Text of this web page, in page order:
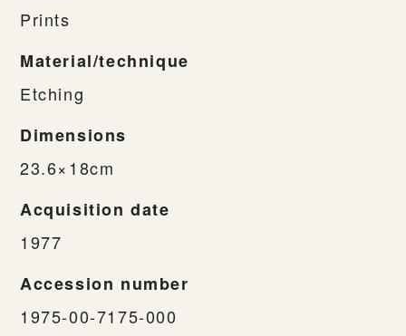
Prints
Material/technique
Etching
Dimensions
23.6×18cm
Acquisition date
1977
Accession number
1975-00-7175-000